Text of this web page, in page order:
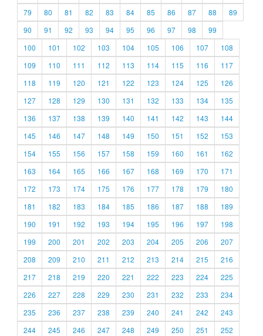
79
80 81 82 83 84 85 86 87 88
89
90
91 92 93 94 95 96 97 98
99
100
101 102 103 104 105 106 107
108
109
110 111 112 113 114 115 116
117
118
119 120 121 122 123 124 125
126
127
128 129 130 131 132 133 134
135
136
137 138 139 140 141 142 143
144
145
146 147 148 149 150 151 152
153
154
155 156 157 158 159 160 161
162
163
164 165 166 167 168 169 170
171
172
173 174 175 176 177 178 179
180
181
182 183 184 185 186 187 188
189
190
191 192 193 194 195 196 197
198
199
200 201 202 203 204 205 206
207
208
209 210 211 212 213 214 215
216
217
218 219 220 221 222 223 224
225
226
227 228 229 230 231 232 233
234
235
236 237 238 239 240 241 242
243
244
245 246 247 248 249 250 251 252